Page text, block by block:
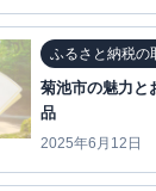
ふるさと納税の
菊池市の魅力と
品
2025年6月12日